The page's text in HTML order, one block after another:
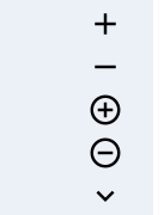
add
remove
add_circle_outline
remove_circle_outline
expand_more